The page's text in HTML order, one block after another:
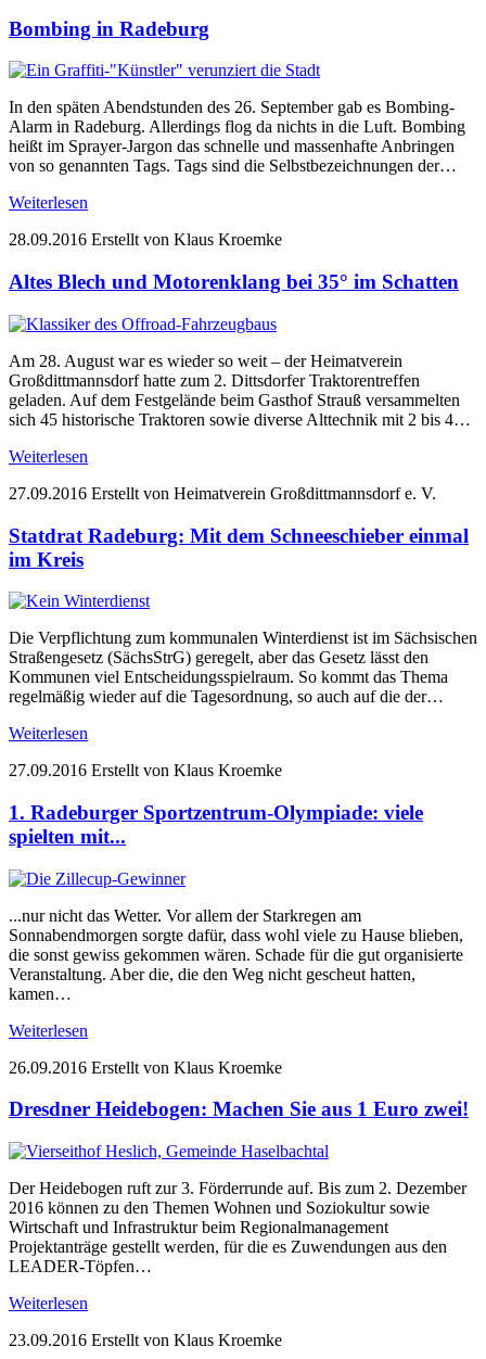
Bombing in Radeburg
In den späten Abendstunden des 26. September gab es Bombing-
Alarm in Radeburg. Allerdings flog da nichts in die Luft. Bombing
heißt im Sprayer-Jargon das schnelle und massenhafte Anbringen
von so genannten Tags. Tags sind die Selbstbezeichnungen der…
Weiterlesen
28.09.2016 Erstellt von Klaus Kroemke
Altes Blech und Motorenklang bei 35° im Schatten
Am 28. August war es wieder so weit – der Heimatverein
Großdittmannsdorf hatte zum 2. Dittsdorfer Traktorentreffen
geladen. Auf dem Festgelände beim Gasthof Strauß versammelten
sich 45 historische Traktoren sowie diverse Alttechnik mit 2 bis 4…
Weiterlesen
27.09.2016 Erstellt von Heimatverein Großdittmannsdorf e. V.
Statdrat Radeburg: Mit dem Schneeschieber einmal
im Kreis
Die Verpflichtung zum kommunalen Winterdienst ist im Sächsischen
Straßengesetz (SächsStrG) geregelt, aber das Gesetz lässt den
Kommunen viel Entscheidungsspielraum. So kommt das Thema
regelmäßig wieder auf die Tagesordnung, so auch auf die der…
Weiterlesen
27.09.2016 Erstellt von Klaus Kroemke
1. Radeburger Sportzentrum-Olympiade: viele
spielten mit...
...nur nicht das Wetter. Vor allem der Starkregen am
Sonnabendmorgen sorgte dafür, dass wohl viele zu Hause blieben,
die sonst gewiss gekommen wären. Schade für die gut organisierte
Veranstaltung. Aber die, die den Weg nicht gescheut hatten,
kamen…
Weiterlesen
26.09.2016 Erstellt von Klaus Kroemke
Dresdner Heidebogen: Machen Sie aus 1 Euro zwei!
Der Heidebogen ruft zur 3. Förderrunde auf. Bis zum 2. Dezember
2016 können zu den Themen Wohnen und Soziokultur sowie
Wirtschaft und Infrastruktur beim Regionalmanagement
Projektanträge gestellt werden, für die es Zuwendungen aus den
LEADER-Töpfen…
Weiterlesen
23.09.2016 Erstellt von Klaus Kroemke